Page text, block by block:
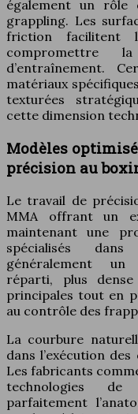
également un rôle
grappling. Les
friction facilitent
compromettre
d’entraînement.
matériaux
texturées
cette dimension
Modèles
précision au
Le travail de
MMA offrant un
maintenant une
spécialisés
généralement un
réparti, plus
principales tout en
au contrôle des
La courbure
dans l’exécution
Les fabricants
technologies
parfaitement